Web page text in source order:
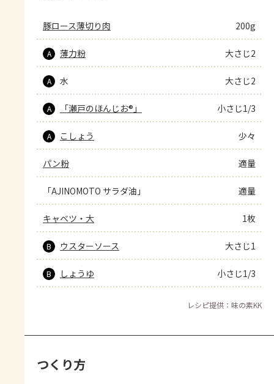
豚ロース薄切り肉 200g
A 薄力粉 大さじ2
A 水 大さじ2
A 「瀬戸のほんじお®」 小さじ1/3
A こしょう 少々
パン粉 適量
「AJINOMOTO サラダ油」 適量
キャベツ・大 1枚
B ウスターソース 大さじ1
B しょうゆ 小さじ1/3
レシピ提供：味の素KK
つくり方